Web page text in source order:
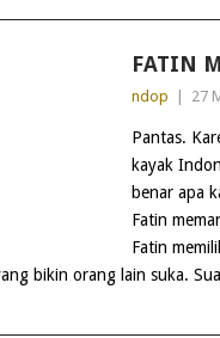
FATIN
ndop 27
Pantas.
kayak
benar apa
Fatin
Fatin
bikin orang lain suka.